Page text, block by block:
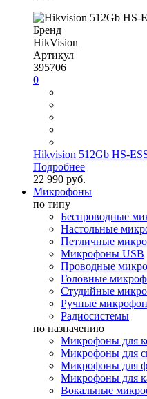
Бренд
HikVision
Артикул
395706
0
Hikvision 512Gb HS-
Подробнее
22 990 руб.
Микрофоны
по типу
Беспроводные
Настольные
Петличные
Микрофоны USB
Проводные
Головные
Студийные
Ручные
Радиосистемы
по назначению
Микрофоны для
Микрофоны для
Микрофоны для
Микрофоны для
Вокальные